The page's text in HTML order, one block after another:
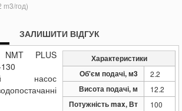
m3/год)
ЗАЛИШИТИ ВІДГУК
Характеристики
Об'єм подачі, м3
2.2
Висота подачі, м 12.2
Потужність max, Вт 100
PLUS
насос